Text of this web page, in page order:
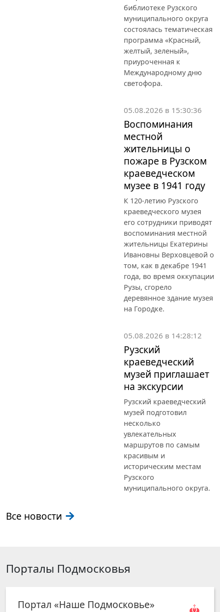
библиотеке Рузского
муниципального округа
состоялась тематическая
программа «Красный,
желтый, зеленый»,
приуроченная к
Международному дню
светофора.
05.08.2026 в 15:30:36
Воспоминания
местной
жительницы о
пожаре в Рузском
краеведческом
музее в 1941 году
К 120-летию Рузского
краеведческого музея
его сотрудники приводят
воспоминания местной
жительницы Екатерины
Ивановны Верховцевой о
том, как в декабре 1941
года, во время оккупации
Рузы, сгорело
деревянное здание музея
на Городке.
05.08.2026 в 14:28:12
Рузский
краеведческий
музей приглашает
на экскурсии
Рузский краеведческий
музей подготовил
несколько
увлекательных
маршрутов по самым
красивым и
историческим местам
Рузского
муниципального округа.
Все новости
Порталы Подмосковья
Портал «Наше Подмосковье»